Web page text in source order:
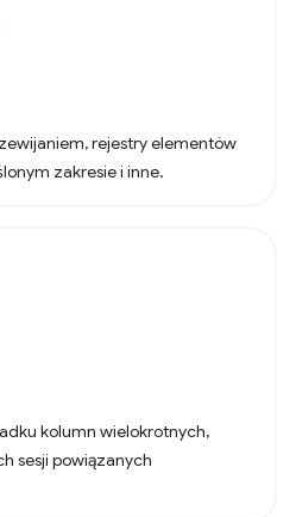
rejestry elementów
zakresie i inne.
kolumn wielokrotnych,
sesji powiązanych